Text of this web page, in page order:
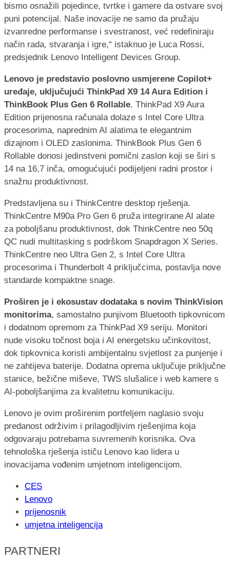
bismo osnažili pojedince, tvrtke i gamere da ostvare svoj
puni potencijal. Naše inovacije ne samo da pružaju
izvanredne performanse i svestranost, već redefiniraju
način rada, stvaranja i igre,“ istaknuo je Luca Rossi,
predsjednik Lenovo Intelligent Devices Group.
Lenovo je predstavio poslovno usmjerene Copilot+
uređaje, uključujući ThinkPad X9 14 Aura Edition i
ThinkBook Plus Gen 6 Rollable. ThinkPad X9 Aura
Edition prijenosna računala dolaze s Intel Core Ultra
procesorima, naprednim AI alatima te elegantnim
dizajnom i OLED zaslonima. ThinkBook Plus Gen 6
Rollable donosi jedinstveni pomični zaslon koji se širi s
14 na 16,7 inča, omogućujući podijeljeni radni prostor i
snažnu produktivnost.
Predstavljena su i ThinkCentre desktop rješenja.
ThinkCentre M90a Pro Gen 6 pruža integrirane AI alate
za poboljšanu produktivnost, dok ThinkCentre neo 50q
QC nudi multitasking s podrškom Snapdragon X Series.
ThinkCentre neo Ultra Gen 2, s Intel Core Ultra
procesorima i Thunderbolt 4 priključcima, postavlja nove
standarde kompaktne snage.
Proširen je i ekosustav dodataka s novim ThinkVision
monitorima, samostalno punjivom Bluetooth tipkovnicom
i dodatnom opremom za ThinkPad X9 seriju. Monitori
nude visoku točnost boja i AI energetsku učinkovitost,
dok tipkovnica koristi ambijentalnu svjetlost za punjenje i
ne zahtijeva baterije. Dodatna oprema uključuje priključne
stanice, bežične miševe, TWS slušalice i web kamere s
AI-poboljšanjima za kvalitetnu komunikaciju.
Lenovo je ovim proširenim portfeljem naglasio svoju
predanost održivim i prilagodljivim rješenjima koja
odgovaraju potrebama suvremenih korisnika. Ova
tehnološka rješenja ističu Lenovo kao lidera u
inovacijama vođenim umjetnom inteligencijom.
CES
Lenovo
prijenosnik
umjetna inteligencija
PARTNERI